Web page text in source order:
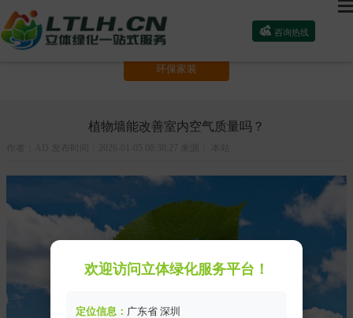
 咨询热线
绿墙知识 植物推荐 选购主材
环保家装
植物墙能改善室内空气质量吗？
欢迎访问立体绿化服务平台！
定位信息： 广东省 深圳